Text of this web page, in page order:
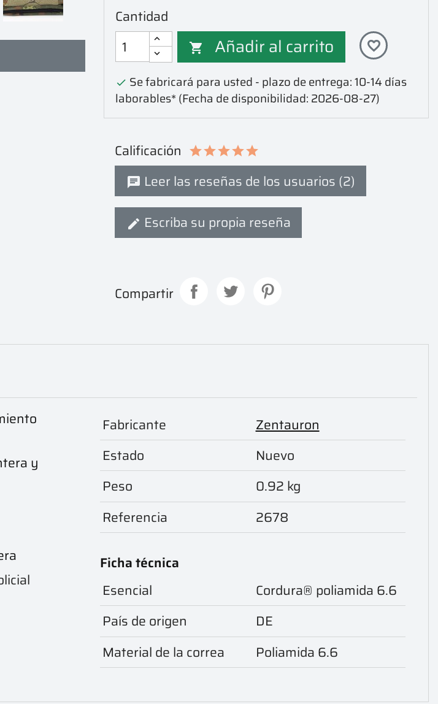
Cantidad
 Añadir al carrito favorite_border
 Se fabricará para usted - plazo de entrega: 10-14 días
laborables* (Fecha de disponibilidad: 2026-08-27)
Calificación
Leer las reseñas de los usuarios (2)
Escriba su propia reseña
Compartir
y
Fabricante
Zentauron
Estado
Nuevo
Peso
0.92 kg
Referencia
2678
Ficha técnica
Esencial
Cordura® poliamida 6.6
País de origen
DE
Material de la correa
Poliamida 6.6